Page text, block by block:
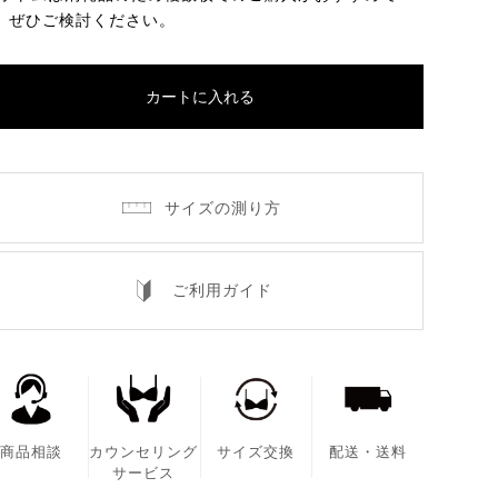
ぜひご検討ください。
カートに入れる
サイズの測り方
ご利用ガイド
商品相談
カウンセリング
サービス
サイズ交換 配送・送料